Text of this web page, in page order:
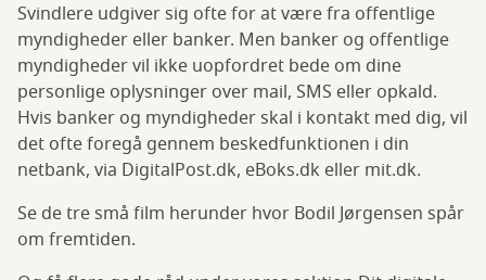
Svindlere udgiver sig ofte for at være fra offentlige
myndigheder eller banker. Men banker og offentlige
myndigheder vil ikke uopfordret bede om dine
personlige oplysninger over mail, SMS eller opkald.
Hvis banker og myndigheder skal i kontakt med dig, vil
det ofte foregå gennem beskedfunktionen i din
netbank, via DigitalPost.dk, eBoks.dk eller mit.dk.
Se de tre små film herunder hvor Bodil Jørgensen spår
om fremtiden.